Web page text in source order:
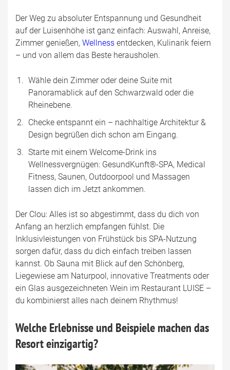
Der Weg zu absoluter Entspannung und Gesundheit
auf der Luisenhöhe ist ganz einfach: Auswahl, Anreise,
Zimmer genießen, Wellness entdecken, Kulinarik feiern
– und von allem das Beste herausholen.
Wähle dein Zimmer oder deine Suite mit
Panoramablick auf den Schwarzwald oder die
Rheinebene.
Checke entspannt ein – nachhaltige Architektur &
Design begrüßen dich schon am Eingang.
Starte mit einem Welcome-Drink ins
Wellnessvergnügen: GesundKunft®-SPA, Medical
Fitness, Saunen, Outdoorpool und Massagen
lassen dich im Jetzt ankommen.
Der Clou: Alles ist so abgestimmt, dass du dich von
Anfang an herzlich empfangen fühlst. Die
Inklusivleistungen von Frühstück bis SPA-Nutzung
sorgen dafür, dass du dich einfach treiben lassen
kannst. Ob Sauna mit Blick auf den Schönberg,
Liegewiese am Naturpool, innovative Treatments oder
ein Glas ausgezeichneten Wein im Restaurant LUISE –
du kombinierst alles nach deinem Rhythmus!
Welche Erlebnisse und Beispiele machen das
Resort einzigartig?